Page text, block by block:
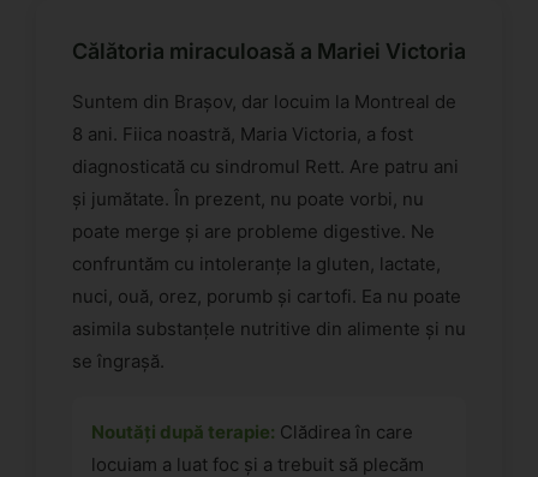
Călătoria miraculoasă a Mariei Victoria
Suntem din Brașov, dar locuim la Montreal de
8 ani. Fiica noastră, Maria Victoria, a fost
diagnosticată cu sindromul Rett. Are patru ani
și jumătate. În prezent, nu poate vorbi, nu
poate merge și are probleme digestive. Ne
confruntăm cu intoleranțe la gluten, lactate,
nuci, ouă, orez, porumb și cartofi. Ea nu poate
asimila substanțele nutritive din alimente și nu
se îngrașă.
Noutăți după terapie: Clădirea în care
locuiam a luat foc și a trebuit să plecăm